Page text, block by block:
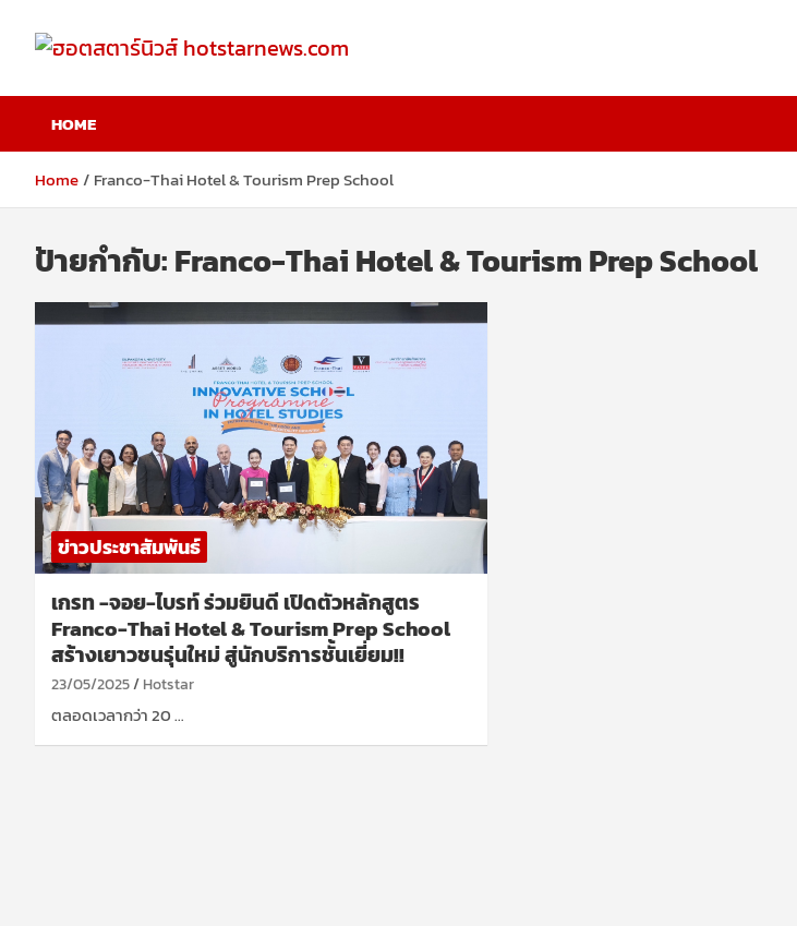
content
ฮอตสตาร์นิวส์
hotstarnews.com
HOME
Home Franco-Thai Hotel & Tourism Prep School
ป้ายกำกับ:Franco-Thai Hotel & Tourism Prep School
ข่าวประชาสัมพันธ์
เกรท -จอย-ไบรท์ ร่วมยินดี เปิดตัวหลักสูตร
Franco-Thai Hotel & Tourism Prep School
สร้างเยาวชนรุ่นใหม่ สู่นักบริการชั้นเยี่ยม!!
23/05/2025 Hotstar
ตลอดเวลากว่า 20 …